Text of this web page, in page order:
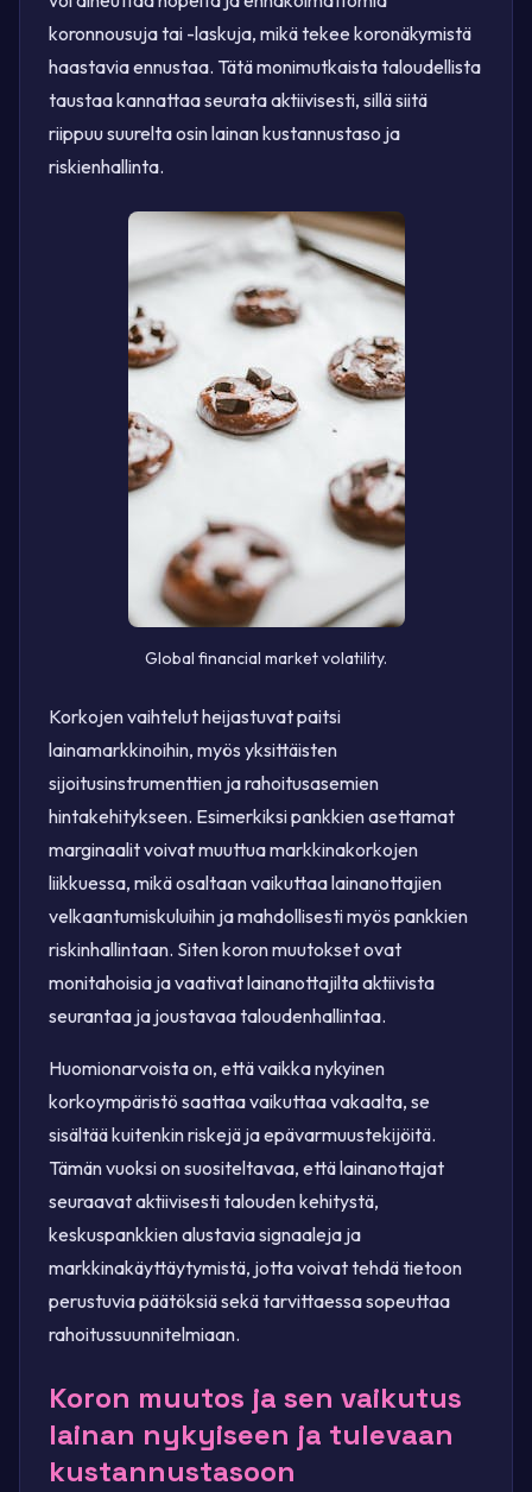
koronnousuja tai -laskuja, mikä tekee koronäkymistä
haastavia ennustaa. Tätä monimutkaista taloudellista
taustaa kannattaa seurata aktiivisesti, sillä siitä
riippuu suurelta osin lainan kustannustaso ja
riskienhallinta.
Global financial market volatility.
Korkojen vaihtelut heijastuvat paitsi
lainamarkkinoihin, myös yksittäisten
sijoitusinstrumenttien ja rahoitusasemien
hintakehitykseen. Esimerkiksi pankkien asettamat
marginaalit voivat muuttua markkinakorkojen
liikkuessa, mikä osaltaan vaikuttaa lainanottajien
velkaantumiskuluihin ja mahdollisesti myös pankkien
riskinhallintaan. Siten koron muutokset ovat
monitahoisia ja vaativat lainanottajilta aktiivista
seurantaa ja joustavaa taloudenhallintaa.
Huomionarvoista on, että vaikka nykyinen
korkoympäristö saattaa vaikuttaa vakaalta, se
sisältää kuitenkin riskejä ja epävarmuustekijöitä.
Tämän vuoksi on suositeltavaa, että lainanottajat
seuraavat aktiivisesti talouden kehitystä,
keskuspankkien alustavia signaaleja ja
markkinakäyttäytymistä, jotta voivat tehdä tietoon
perustuvia päätöksiä sekä tarvittaessa sopeuttaa
rahoitussuunnitelmiaan.
Koron muutos ja sen vaikutus
lainan nykyiseen ja tulevaan
kustannustasoon